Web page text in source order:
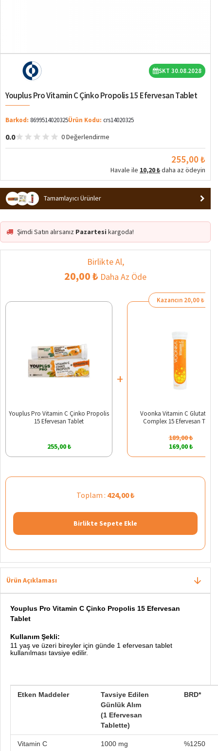
SKT 30.08.2028
Youplus Pro Vitamin C Çinko Propolis 15 Efervesan Tablet
Barkod: 8699514020325Ürün Kodu: crs14020325
0.0 0 Değerlendirme
255,00 ₺
Havale ile 10,20 ₺daha az ödeyin
Tamamlayıcı Ürünler
Şimdi Satın alırsanız Pazartesi kargoda!
Birlikte Al,
20,00 ₺ Daha Az Öde
Youplus Pro Vitamin C Çinko Propolis
15 Efervesan Tablet
255,00 ₺
+
Kazancın 20,00 ₺
Voonka Vitamin C
Complex 15 Efervesan Tablet
189,00 ₺
169,00 ₺
Toplam : 424,00 ₺
Birlikte Sepete Ekle
Ürün Açıklaması
Youplus Pro Vitamin C Çinko Propolis 15 Efervesan
Tablet
Kullanım Şekli:
11 yaş ve üzeri bireyler için günde 1 efervesan tablet
kullanılması tavsiye edilir.
Etken Maddeler
Tavsiye Edilen
Günlük Alım
(1 Efervesan
Tablette)
BRD*
Vitamin C 1000 mg %1250